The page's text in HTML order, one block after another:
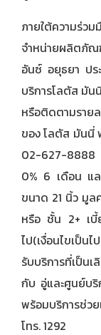
ภายใต้ความร่
จำหน่ายผลิตภั
อันซ์ อยุธยา ปร
บริการโลตัส มัน
หรือติดตามราย
ของ โลตัส มันนี่
02-627-8888
0% 6 เดือน แ
ขนาด 21 นิ้ว มู
หรือ ชั้น 2+ เ
ไป(เงื่อนไขเป็น
รับบริการที่เป็นเ
กับ อู่และศูนย์บริ
พร้อมบริการช่ว
โทร. 1292